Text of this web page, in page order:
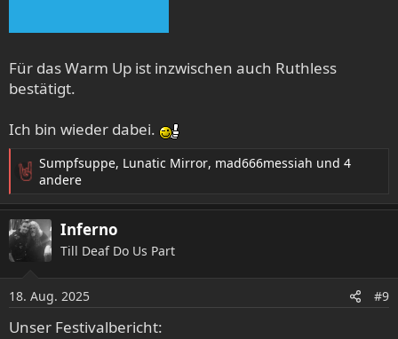
Für das Warm Up ist inzwischen auch Ruthless
bestätigt.
Ich bin wieder dabei.
R
a
k
t
i
o
n
e
n
Sumpfsuppe, Lunatic Mirror, mad666messiah und 4
andere
Inferno
Till Deaf Do Us Part
18. Aug. 2025 #9
Unser Festivalbericht: